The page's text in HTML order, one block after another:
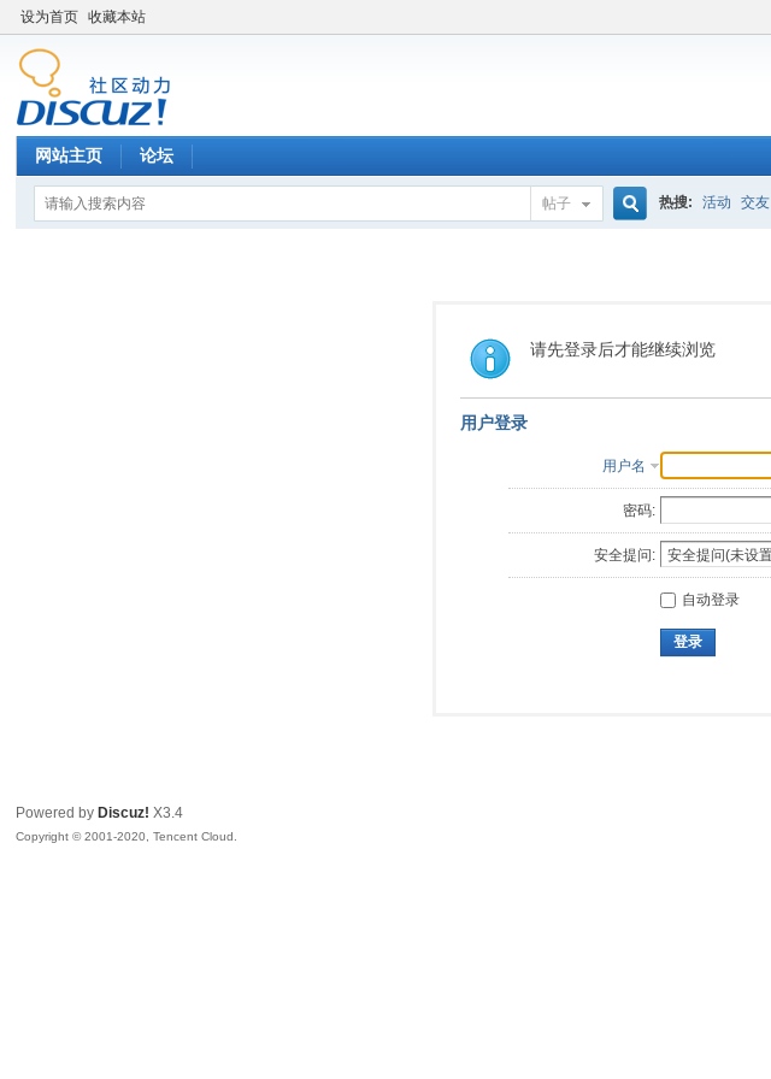
设为首页 收藏本站
网站主页 论坛
帖子
索
热搜: 活动 交友
请先登录后才能继续浏览
用户登录
用户名
密码:
安全提问:
自动登录
登录
Powered by Discuz! X3.4
Copyright © 2001-2020, Tencent Cloud.